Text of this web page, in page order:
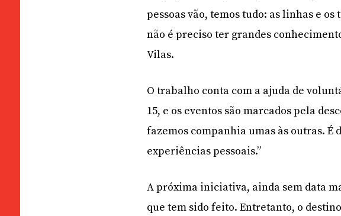
pessoas vão, temos tudo: as linhas e
não é preciso ter grandes
Vilas.
O trabalho conta com a ajuda de
15, e os eventos são marcados pela
fazemos companhia umas às outras. É
experiências pessoais.”
A próxima iniciativa, ainda sem data
que tem sido feito. Entretanto, o